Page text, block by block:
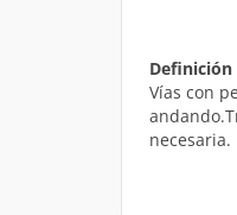
Definición
Vías con
necesaria.